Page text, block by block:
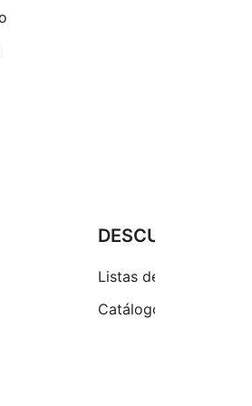
DESCUBRE
Listas de precios
Catálogos